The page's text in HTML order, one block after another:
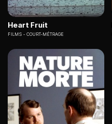
Heart Fruit
FILMS COURT-MÉTRAGE